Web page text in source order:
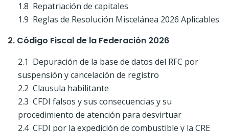
1.8 Repatriación de capitales
1.9 Reglas de Resolución Miscelánea 2026 Aplicables
2. Código Fiscal de la Federación 2026
2.1 Depuración de la base de datos del RFC por
suspensión y cancelación de registro
2.2 Clausula habilitante
2.3 CFDI falsos y sus consecuencias y su
procedimiento de atención para desvirtuar
2.4 CFDI por la expedición de combustible y la CRE